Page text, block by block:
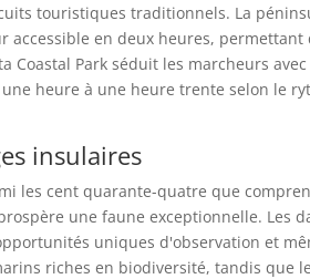
touristiques traditionnels. La
accessible en deux heures, permettant
Coastal Park séduit les marcheurs avec
heure à une heure trente selon le
insulaires
les cent quarante-quatre que
une faune exceptionnelle. Les
uniques d'observation et
riches en biodiversité, tandis que